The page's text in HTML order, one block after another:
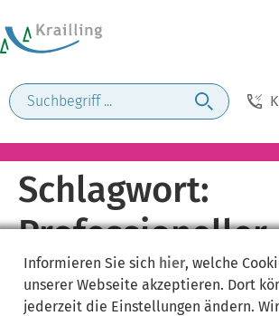
Schlagwort:
Professioneller
Vertrieb
Informieren Sie sich hier, welche
unserer Webseite akzeptieren. Dort
jederzeit die Einstellungen ändern.